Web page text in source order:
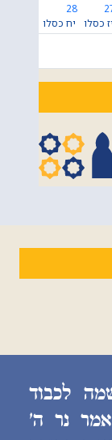
יז כסלו
28
יח כסלו
לכבוד
נר ה׳